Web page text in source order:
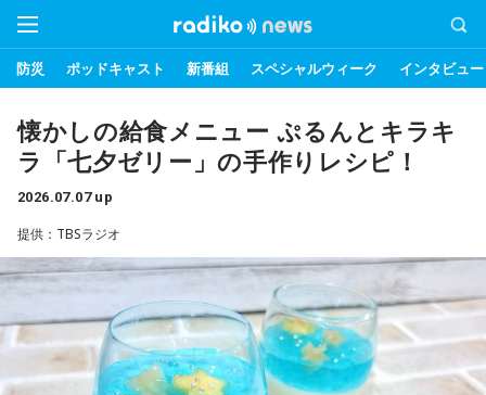
防災 ポッドキャスト 新番組 スペシャルウィーク インタビュー
懐かしの給食メニュー ぷるんとキラキ
ラ「七夕ゼリー」の手作りレシピ！
2026.07.07 up
提供：TBSラジオ